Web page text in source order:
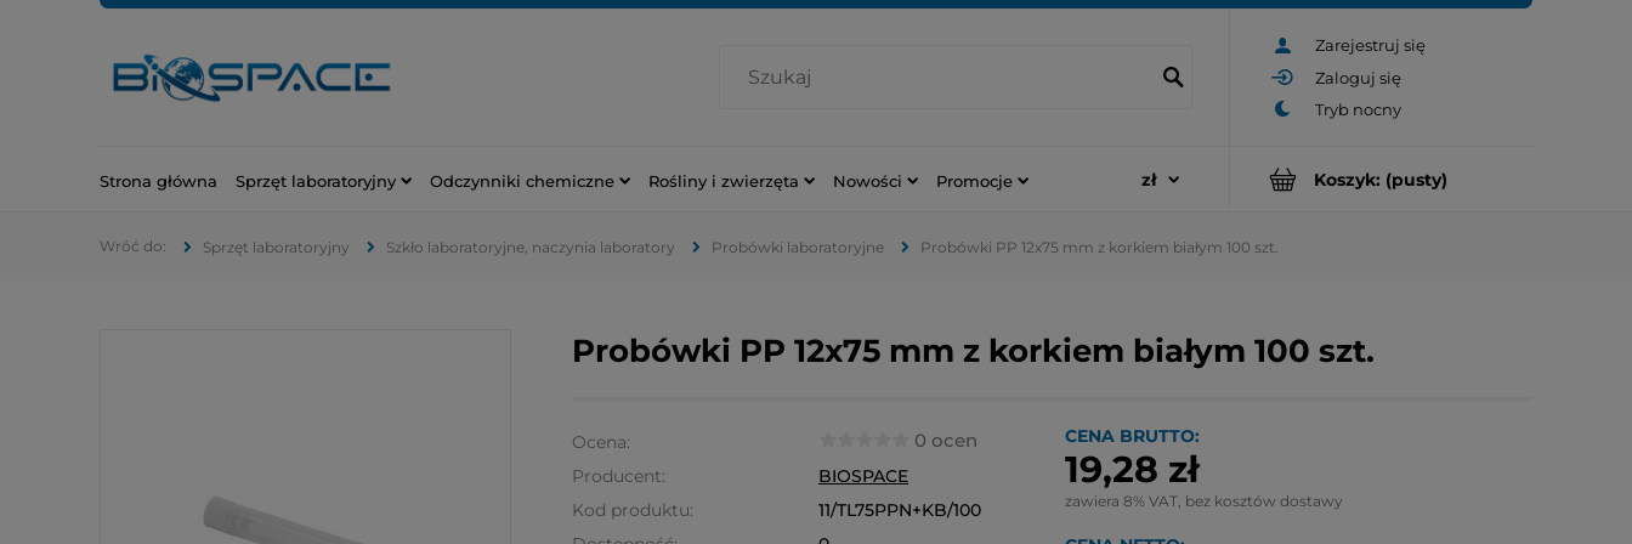
Zarejestruj się
Zaloguj się
Koszyk: (pusty)
Strona główna Sprzęt laboratoryjny Odczynniki chemiczne Rośliny i zwierzęta Nowości Promocje
Sprzęt laboratoryjny Szkło laboratoryjne, naczynia laboratory Probówki laboratoryjne Probówki PP 12x75 mm z korkiem białym 100 szt.
Probówki PP 12x75 mm z korkiem białym 100 szt.
Ocena: 0 ocen
Producent:
BIOSPACE
Kod produktu:
11/TL75PPN+KB/100
CENA BRUTTO:
19,28 zł
zawiera 8% VAT, bez kosztów dostawy